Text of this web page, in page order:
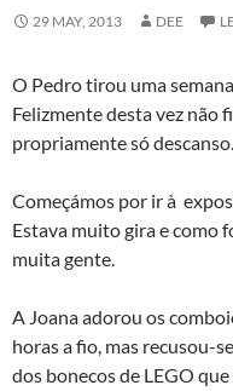
29 MAY, 2013 DEE
O Pedro tirou uma
Felizmente desta vez não
propriamente só descanso.
Começámos por ir à
Estava muito gira e como
muita gente.
A Joana adorou os
horas a fio, mas recusou-
dos bonecos de LEGO